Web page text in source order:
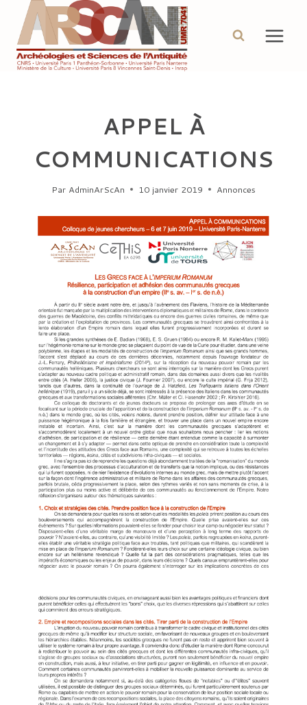
contenu
APPEL À
COMMUNICATIONS
Par AdminArScAn 10 janvier 2019 Annonces